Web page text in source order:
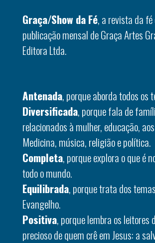
Graça/Show da Fé, a revista da
publicação mensal de Graça Artes
Editora Ltda.
Antenada, porque aborda todos os
Diversificada, porque fala de
relacionados à mulher, educação,
Medicina, música, religião e política.
Completa, porque explora o que é
todo o mundo.
Equilibrada, porque trata dos
Evangelho.
Positiva, porque lembra os leitores
precioso de quem crê em Jesus: a